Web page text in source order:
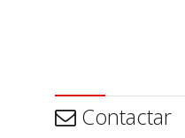
Contactar